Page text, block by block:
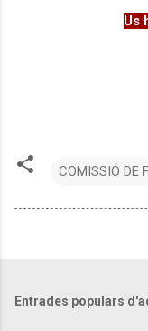
Us
COMISSIÓ DE
Entrades populars